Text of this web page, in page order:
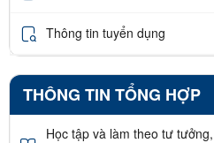
Thông tin tuyển dụng
THÔNG TIN TỔNG HỢP
Học tập và làm theo tư